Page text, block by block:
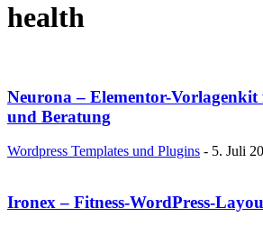
health
Neurona – Elementor-Vorlagenkit
und Beratung
Wordpress Templates und Plugins - 5. Juli
Ironex – Fitness-WordPress-